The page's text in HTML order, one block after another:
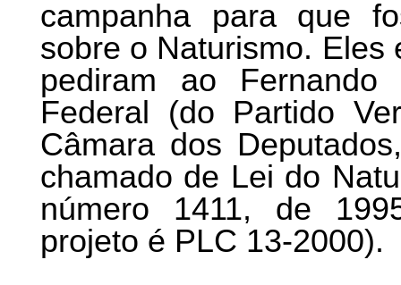
campanha para que
sobre o Naturismo. Eles
pediram ao
Federal (do Partido
Câmara dos
chamado de Lei do
número 1411, de
projeto é PLC 13-2000).